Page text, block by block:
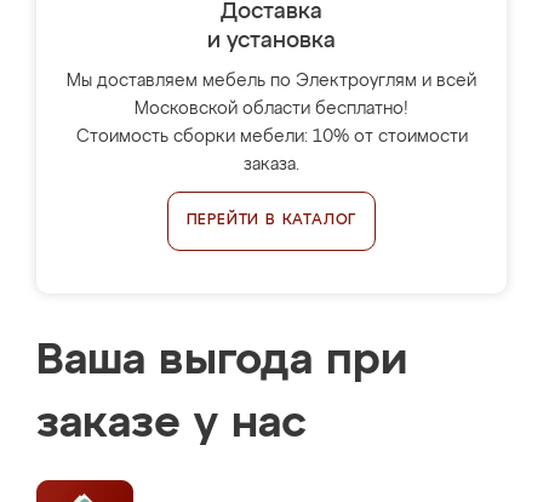
Доставка
и установка
Мы доставляем мебель по Электроуглям и всей
Московской области бесплатно!
Стоимость сборки мебели: 10% от стоимости
заказа.
ПЕРЕЙТИ В КАТАЛОГ
Ваша выгода при
заказе у нас